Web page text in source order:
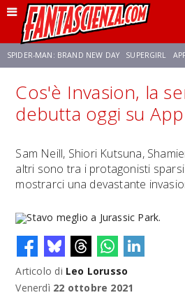
SPIDER-MAN: BRAND NEW DAY SUPERGIRL
FRANCO RICCIARDIELLO ZENDAYA STAR TREK
Cos'è Invasion, la
debutta oggi su
Sam Neill, Shiori Kutsuna,
altri sono tra i protagonisti
mostrarci una devastante
Stavo meglio a Jurassic Park.
Articolo di Leo Lorusso
Venerdì 22 ottobre 2021